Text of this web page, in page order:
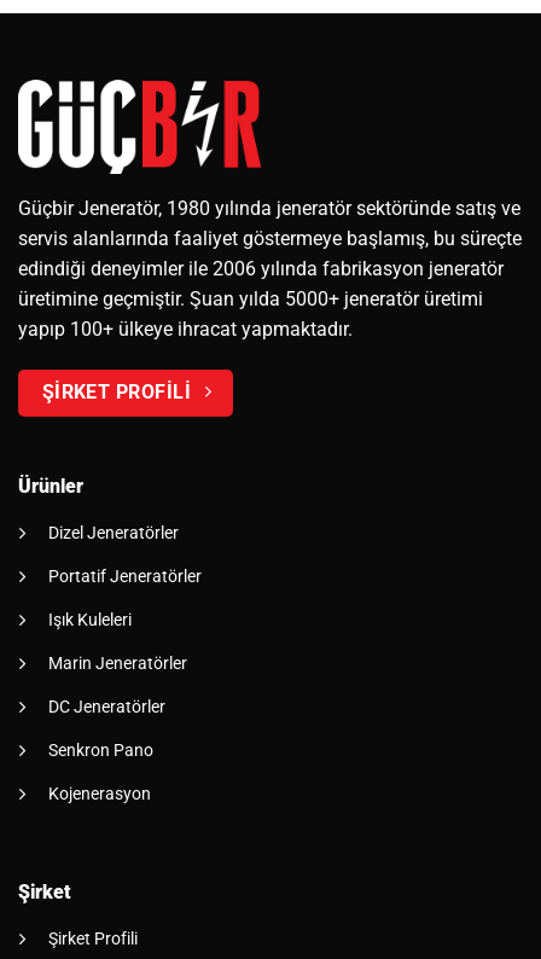
Güçbir Jeneratör, 1980 yılında jeneratör sektöründe satış ve
servis alanlarında faaliyet göstermeye başlamış, bu süreçte
edindiği deneyimler ile 2006 yılında fabrikasyon jeneratör
üretimine geçmiştir. Şuan yılda 5000+ jeneratör üretimi
yapıp 100+ ülkeye ihracat yapmaktadır.
ŞİRKET PROFİLİ
Ürünler
Dizel Jeneratörler
Portatif Jeneratörler
Işık Kuleleri
Marin Jeneratörler
DC Jeneratörler
Senkron Pano
Kojenerasyon
Şirket
Şirket Profili